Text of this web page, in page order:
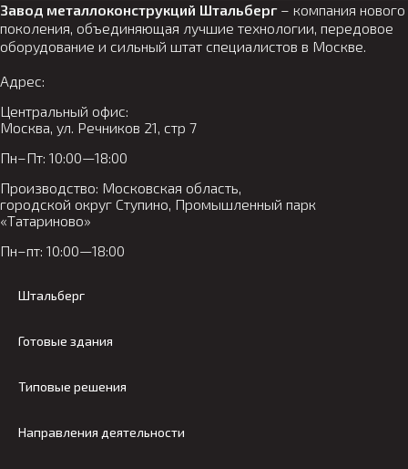
Завод металлоконструкций Штальберг– компания нового
поколения, объединяющая лучшие технологии, передовое
оборудование и сильный штат специалистов в Москве.
Адрес:
Центральный офис:
Москва, ул. Речников 21, стр 7
Пн–Пт: 10:00—18:00
Производство: Московская область,
городской округ Ступино, Промышленный парк
«Татариново»
Пн–пт: 10:00—18:00
Штальберг
Готовые здания
Типовые решения
Направления деятельности